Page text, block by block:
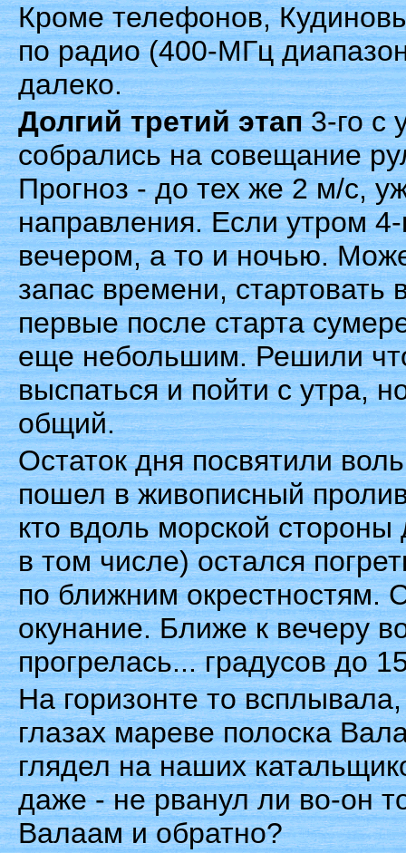
Кроме телефонов,
по радио (400-МГц
далеко.
Долгий третий этап3-го с
собрались на совещание
Прогноз - до тех же 2 м/с,
направления. Если утром
вечером, а то и ночью.
запас времени, стартовать
первые после старта
еще небольшим. Решили
выспаться и пойти с утра,
общий.
Остаток дня посвятили
пошел в живописный
кто вдоль морской
в том числе) остался
по ближним окрестностям.
окунание. Ближе к вечеру
прогрелась... градусов до
На горизонте то
глазах мареве полоска
глядел на наших
даже - не рванул ли во-он
Валаам и обратно?